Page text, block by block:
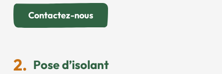
Contactez-nous
Pose d’isolant